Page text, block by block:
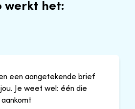
werkt het:
een aangetekende brief
Je weet wel: één die